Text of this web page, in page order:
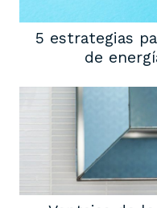
5 estrategias
de